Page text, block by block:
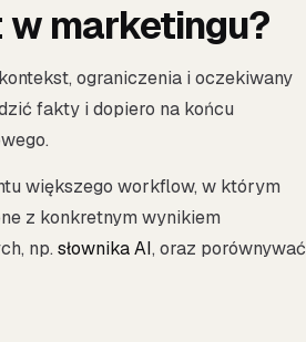
marketingu?
ograniczenia i oczekiwany
fakty i dopiero na końcu
większego workflow, w którym
z konkretnym wynikiem
np. słownika AI, oraz porównywać